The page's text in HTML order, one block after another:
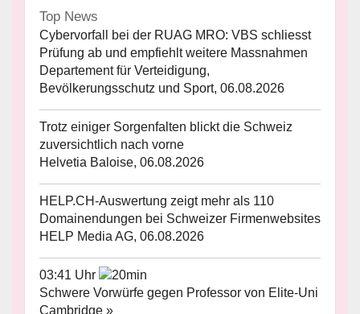
Top News
Cybervorfall bei der RUAG MRO: VBS schliesst
Prüfung ab und empfiehlt weitere Massnahmen
Departement für Verteidigung,
Bevölkerungsschutz und Sport, 06.08.2026
Trotz einiger Sorgenfalten blickt die Schweiz
zuversichtlich nach vorne
Helvetia Baloise, 06.08.2026
HELP.CH-Auswertung zeigt mehr als 110
Domainendungen bei Schweizer Firmenwebsites
HELP Media AG, 06.08.2026
03:41 Uhr
Schwere Vorwürfe gegen Professor von Elite-Uni
Cambridge »